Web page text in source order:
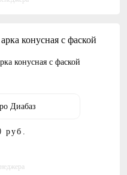
конусная с фаской
Диабаз
руб.